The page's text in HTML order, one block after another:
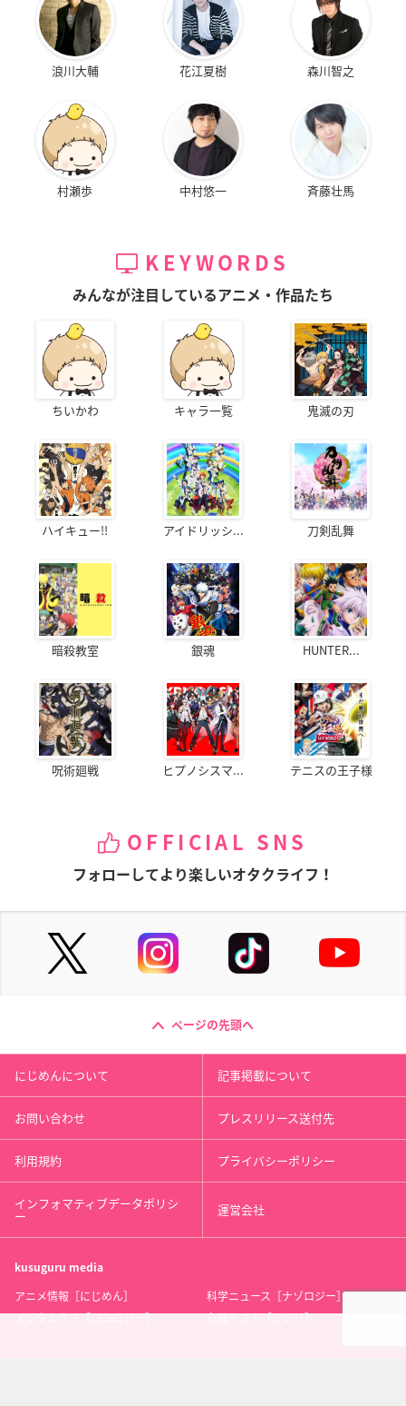
浪川大輔 花江夏樹 森川智之
村瀬歩 中村悠一 斉藤壮馬
KEYWORDS
みんなが注目しているアニメ・作品たち
ちいかわ キャラ一覧 鬼滅の刃
ハイキュー!! アイドリッシ... 刀剣乱舞
暗殺教室 銀魂 HUNTER...
呪術廻戦 ヒプノシスマ... テニスの王子様
OFFICIAL SNS
フォローしてより楽しいオタクライフ！
ページの先頭へ
にじめんについて 記事掲載について
お問い合わせ プレスリリース送付先
利用規約 プライバシーポリシー
インフォマティブデータポリシ
ー 運営会社
kusuguru media
アニメ情報［にじめん］
科学ニュース［ナゾロジー］
メンタルケア［ココロジー］
心理テスト［シンリ］